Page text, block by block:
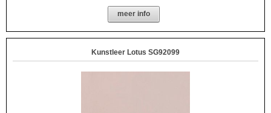
meer info
Kunstleer Lotus SG92099